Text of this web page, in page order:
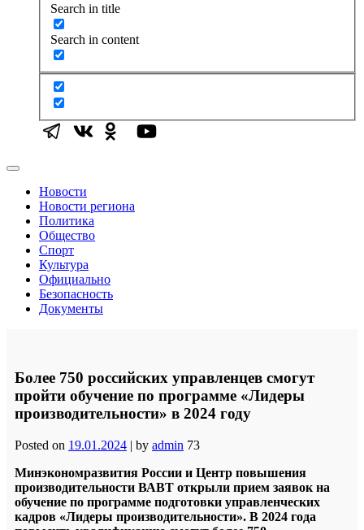
Search in title
Search in content
Новости
Новости региона
Политика
Общество
Спорт
Культура
Официально
Безопасность
Документы
Более 750 российских управленцев смогут
пройти обучение по программе «Лидеры
производительности» в 2024 году
Posted on 19.01.2024 | by admin 73
Минэкономразвития России и Центр повышения
производительности ВАВТ открыли прием заявок на
обучение по программе подготовки управленческих
кадров «Лидеры производительности». В 2024 года